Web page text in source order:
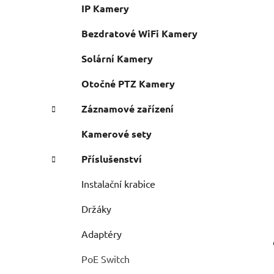
l
IP Kamery
Bezdratové WiFi Kamery
Solární Kamery
Otočné PTZ Kamery
Záznamové zařízení
Kamerové sety
Příslušenství
Instalační krabice
Držáky
Adaptéry
PoE Switch